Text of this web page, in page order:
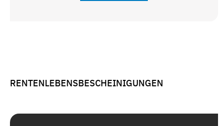
RENTENLEBENSBESCHEINIGUNGEN